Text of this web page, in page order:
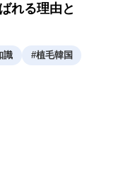
れる理由と
識 #植毛韓国